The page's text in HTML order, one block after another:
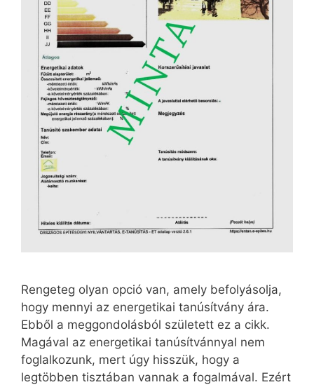
Rengeteg olyan opció van, amely befolyásolja,
hogy mennyi az energetikai tanúsítvány ára.
Ebből a meggondolásból született ez a cikk.
Magával az energetikai tanúsítvánnyal nem
foglalkozunk, mert úgy hisszük, hogy a
legtöbben tisztában vannak a fogalmával. Ezért